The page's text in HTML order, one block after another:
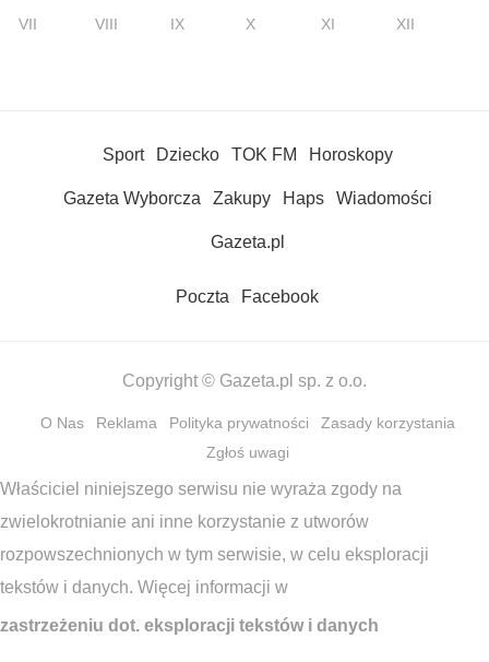
VII
VIII IX X XI XII
Sport Dziecko TOK FM Horoskopy
Gazeta Wyborcza Zakupy Haps Wiadomości
Gazeta.pl
Poczta Facebook
Copyright © Gazeta.pl sp. z o.o.
O Nas Reklama Polityka prywatności
Zasady korzystania
Zgłoś uwagi
Właściciel niniejszego serwisu nie wyraża zgody na
zwielokrotnianie ani inne korzystanie z utworów
rozpowszechnionych w tym serwisie, w celu eksploracji
tekstów i danych. Więcej informacji w
zastrzeżeniu dot. eksploracji tekstów i danych